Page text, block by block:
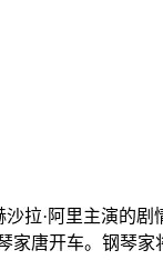
沙拉·阿里主演的
唐开车。钢琴